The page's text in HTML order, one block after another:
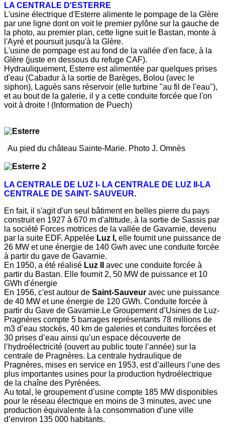
LA CENTRALE D'ESTERRE
L'usine électrique d'Esterre alimente le pompage de la Glère
par une ligne dont on voit le premier pylône sur la gauche de
la photo, au premier plan, cette ligne suit le Bastan, monte à
l'Ayré et poursuit jusqu'à la Glère.
L'usine de pompage est au fond de la vallée d'en face, à la
Glère (juste en dessous du refuge CAF).
Hydrauliquement, Esterre est alimentée par quelques prises
d'eau (Cabadur à la sortie de Barèges, Bolou (avec le
siphon), Laguès sans réservoir (elle turbine "au fil de l'eau"),
et au bout de la galerie, il y a cette conduite forcée que l'on
voit à droite ! (Information de Puech)
Au pied du château Sainte-Marie. Photo J. Omnès
LA CENTRALE DE LUZ I- LA CENTRALE DE LUZ II-LA
CENTRALE DE SAINT- SAUVEUR.
En fait, il s'agit d'un seul bâtiment en belles pierre du pays
construit en 1927 à 670 m d'altitude, à la sortie de Sassis par
la société Forces motrices de la vallée de Gavarnie, devenu
par la suite EDF. Appelée Luz I, elle fournit une puissance de
26 MW et une énergie de 140 Gwh avec une conduite forcée
à partir du gave de Gavarnie.
En 1950, a été réalisé Luz II
avec une conduite forcée à
partir du Bastan. Elle fournit 2, 50 MW de puissance et 10
GWh d'énergie
En 1956, c'est autour de Saint-Sauveur avec une puissance
de 40 MW et une énergie de 120 GWh. Conduite forcée à
partir du Gave de Gavarnie.Le Groupement d’Usines de Luz-
Pragnères compte 5 barrages représentants 78 millions de
m3 d’eau stockés, 40 km de galeries et conduites forcées et
30 prises d’eau ainsi qu’un espace découverte de
l’hydroélectricité (ouvert au public toute l’année) sur la
centrale de Pragnères. La centrale hydraulique de
Pragnères, mises en service en 1953, est d’ailleurs l’une des
plus importantes usines pour la production hydroélectrique
de la chaîne des Pyrénées.
Au total, le groupement d’usine compte 185 MW disponibles
pour le réseau électrique en moins de 3 minutes, avec une
production équivalente à la consommation d’une ville
d’environ 135 000 habitants.